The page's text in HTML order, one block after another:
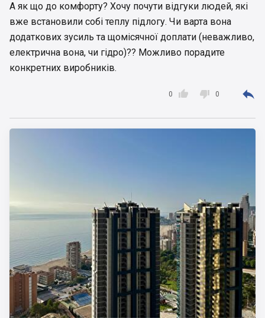
А як що до комфорту? Хочу почути відгуки людей, які
вже встановили собі теплу підлогу. Чи варта вона
додаткових зусиль та щомісячної доплати (неважливо,
електрична вона, чи гідро)?? Можливо порадите
конкретних виробників.

0  0 